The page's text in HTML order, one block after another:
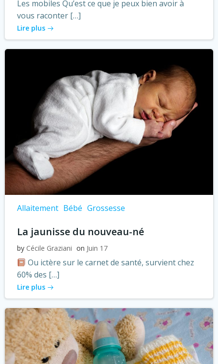
Les mobiles Qu’est ce que je peux bien avoir à
vous raconter […]
Lire plus
Allaitement Bébé Grossesse
La jaunisse du nouveau-né
by Cécile Graziani on Juin 17
Ou ictère sur le carnet de santé, survient chez
60% des […]
Lire plus